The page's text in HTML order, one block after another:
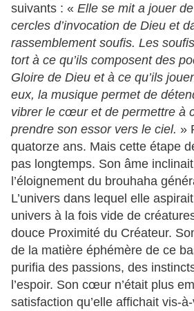
suivants : « Elle se mit a jouer
cercles d’invocation de Dieu et
rassemblement soufis. Les
tort à ce qu’ils composent des
Gloire de Dieu et à ce qu’ils
eux, la musique permet de
vibrer le cœur et de permettre à
prendre son essor vers le ciel. »
quatorze ans. Mais cette étape
pas longtemps. Son âme
l’éloignement du brouhaha
L’univers dans lequel elle
univers à la fois vide de
douce Proximité du Créateur.
de la matière éphémère de ce
purifia des passions, des
l’espoir. Son cœur n’était plus
satisfaction qu’elle affichait vis-